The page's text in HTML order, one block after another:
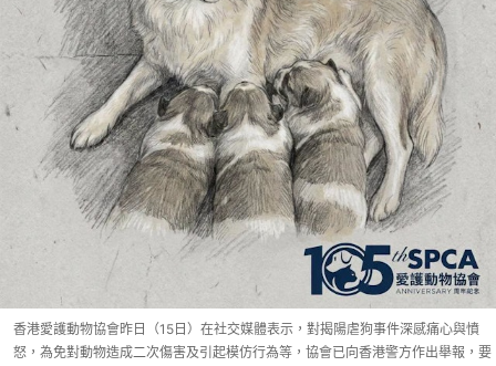
香港愛護動物協會昨日（15日）在社交媒體表示，對揭陽虐狗事件深感痛心與憤
怒，為免對動物造成二次傷害及引起模仿行為等，協會已向香港警方作出舉報，要